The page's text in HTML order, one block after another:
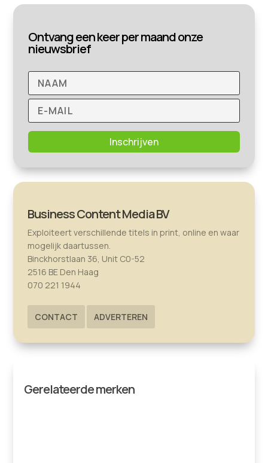
Ontvang een keer per maand onze
nieuwsbrief
Inschrijven
Business Content Media BV
Exploiteert verschillende titels in print, online en waar
mogelijk daartussen.
Binckhorstlaan 36, Unit C0-52
2516 BE Den Haag
070 221 1944
CONTACT ADVERTEREN
Gerelateerde merken